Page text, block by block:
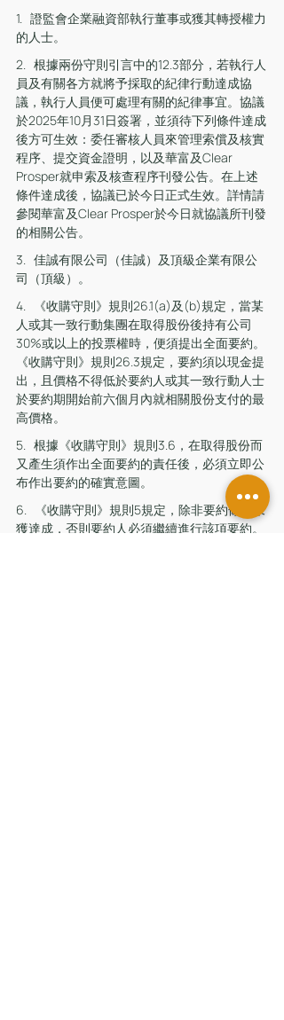
1.   證監會企業融資部執行董事或獲其轉授權力
的人士。
2.   根據兩份守則引言中的12.3部分，若執行人
員及有關各方就將予採取的紀律行動達成協
議，執行人員便可處理有關的紀律事宜。協議
於2025年10月31日簽署，並須待下列條件達成
後方可生效：委任審核人員來管理索償及核實
程序、提交資金證明，以及華富及Clear
Prosper就申索及核查程序刊發公告。在上述
條件達成後，協議已於今日正式生效。詳情請
參閱華富及Clear Prosper於今日就協議所刊發
的相關公告。
3.   佳誠有限公司（佳誠）及頂級企業有限公
司（頂級）。
4.   《收購守則》規則26.1(a)及(b)規定，當某
人或其一致行動集團在取得股份後持有公司
30%或以上的投票權時，便須提出全面要約。
《收購守則》規則26.3規定，要約須以現金提
出，且價格不得低於要約人或其一致行動人士
於要約期開始前六個月內就相關股份支付的最
高價格。
5.   根據《收購守則》規則3.6，在取得股份而
又產生須作出全面要約的責任後，必須立即公
布作出要約的確實意圖。
6.   《收購守則》規則5規定，除非要約條件未
獲達成，否則要約人必須繼續進行該項要約。